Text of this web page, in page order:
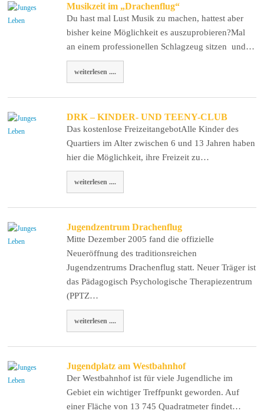
Musikzeit im „Drachenflug“
Du hast mal Lust Musik zu machen, hattest aber
bisher keine Möglichkeit es auszuprobieren?Mal
an einem professionellen Schlagzeug sitzen und…
weiterlesen ....
DRK – KINDER- UND TEENY-CLUB
Das kostenlose FreizeitangebotAlle Kinder des
Quartiers im Alter zwischen 6 und 13 Jahren haben
hier die Möglichkeit, ihre Freizeit zu…
weiterlesen ....
Jugendzentrum Drachenflug
Mitte Dezember 2005 fand die offizielle
Neueröffnung des traditionsreichen
Jugendzentrums Drachenflug statt. Neuer Träger ist
das Pädagogisch Psychologische Therapiezentrum
(PPTZ…
weiterlesen ....
Jugendplatz am Westbahnhof
Der Westbahnhof ist für viele Jugendliche im
Gebiet ein wichtiger Treffpunkt geworden. Auf
einer Fläche von 13 745 Quadratmeter findet…